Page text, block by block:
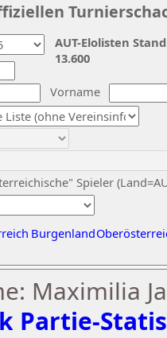
Vorname
Spieler
Burgenland
AUT-Elolisten
13.600
Maximilia
Partie-